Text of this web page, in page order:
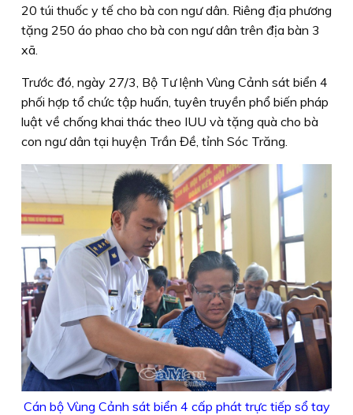
20 túi thuốc y tế cho bà con ngư dân. Riêng địa phương
tặng 250 áo phao cho bà con ngư dân trên địa bàn 3
xã.
Trước đó, ngày 27/3, Bộ Tư lệnh Vùng Cảnh sát biển 4
phối hợp tổ chức tập huấn, tuyên truyền phổ biến pháp
luật về chống khai thác theo IUU và tặng quà cho bà
con ngư dân tại huyện Trần Đề, tỉnh Sóc Trăng.
Cán bộ Vùng Cảnh sát biển 4 cấp phát trực tiếp sổ tay